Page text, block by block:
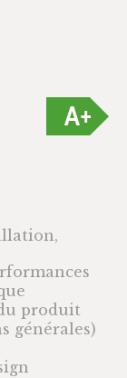
produit
générales)